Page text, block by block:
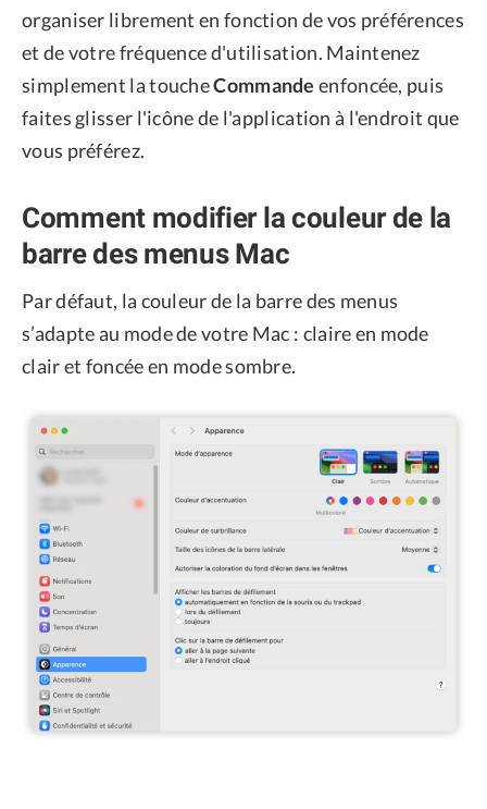
organiser librement en fonction de vos préférences
et de votre fréquence d'utilisation. Maintenez
simplement la toucheCommande enfoncée, puis
faites glisser l'icône de l'application à l'endroit que
vous préférez.
Comment modifier la couleur de la
barre des menus Mac
Par défaut, la couleur de la barre des menus
s’adapte au mode de votre Mac : claire en mode
clair et foncée en mode sombre.